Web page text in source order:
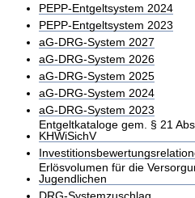
PEPP-Entgeltsystem 2024
PEPP-Entgeltsystem 2023
aG-DRG-System 2027
aG-DRG-System 2026
aG-DRG-System 2025
aG-DRG-System 2024
aG-DRG-System 2023
Entgeltkataloge gem. § 21
KHWiSichV
Erlösvolumen für die
Jugendlichen
DRG-Systemzuschlag